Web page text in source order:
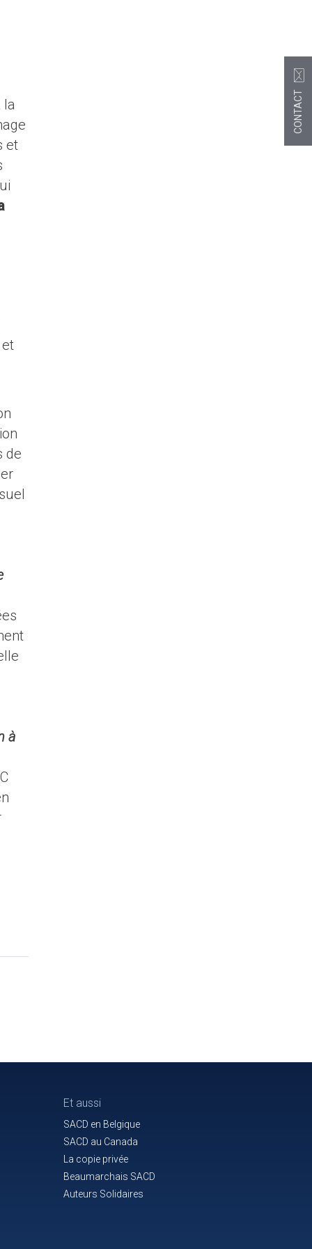
la
et
de
à
Et aussi
SACD en Belgique
SACD au Canada
La copie privée
Beaumarchais SACD
Auteurs Solidaires
CONTACT